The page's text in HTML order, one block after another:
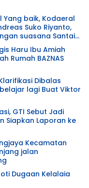
baik, Kodaeral
Suko Riyanto,
suasana Santai
Haru Ibu Amiah
Rumah BAZNAS
Klarifikasi Dibalas
lagi Buat Viktor
GTI Sebut Jadi
Siapkan Laporan ke
Kecamatan
jalan
Dugaan Kelalaia